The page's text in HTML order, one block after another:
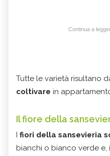
Continua a
Tutte le varietà risultano
coltivare in
Il fiore della
fiori della sansevieria
bianchi o bianco verde e,